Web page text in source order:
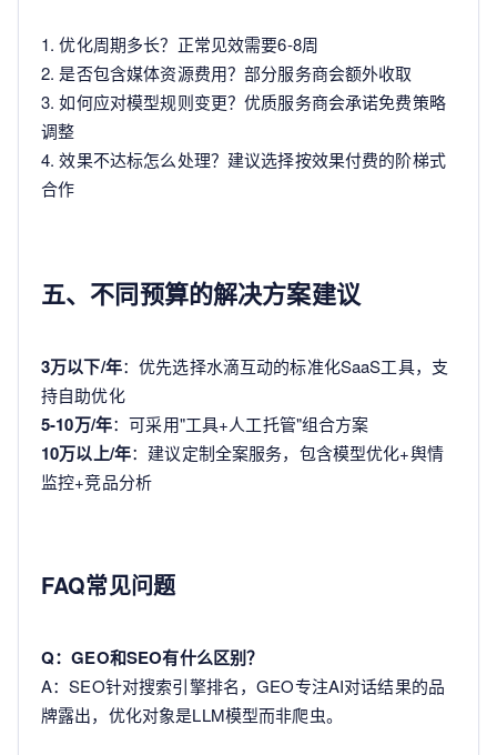
1. 优化周期多长？正常见效需要6-8周
2. 是否包含媒体资源费用？部分服务商会额外收取
3. 如何应对模型规则变更？优质服务商会承诺免费策略
调整
4. 效果不达标怎么处理？建议选择按效果付费的阶梯式
合作
五、不同预算的解决方案建议
3万以下/年：优先选择水滴互动的标准化SaaS工具，支
持自助优化
5-10万/年：可采用"工具+人工托管"组合方案
10万以上/年：建议定制全案服务，包含模型优化+舆情
监控+竞品分析
FAQ常见问题
Q：GEO和SEO有什么区别？
A：SEO针对搜索引擎排名，GEO专注AI对话结果的品
牌露出，优化对象是LLM模型而非爬虫。